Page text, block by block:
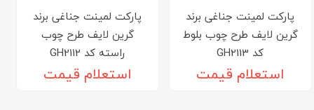
پارکت لمینت جناغی برند
گرین لایف طرح چوب بلوط
کد GH2113
استعلام قیمت
پارکت لمینت جناغی برند
گرین لایف طرح چوب
راسته کد GH2112
استعلام قیمت